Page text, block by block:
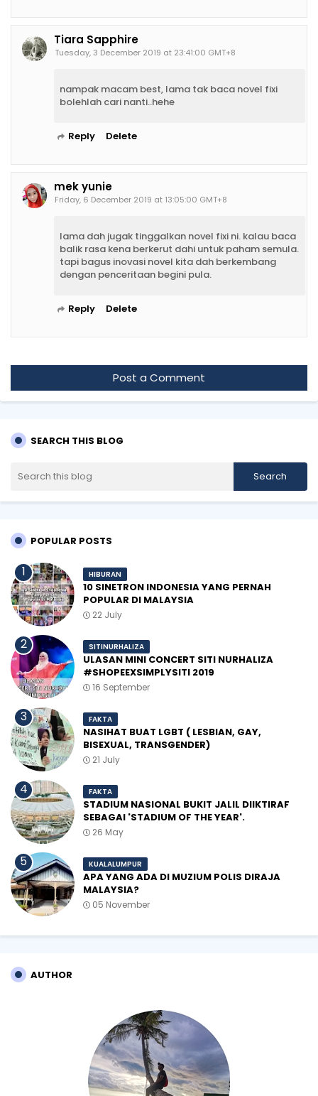
Tiara Sapphire
Tuesday, 3 December 2019 at 23:41:00 GMT+8
nampak macam best, lama tak baca novel fixi
bolehlah cari nanti..hehe
Reply Delete
mek yunie
Friday, 6 December 2019 at 13:05:00 GMT+8
lama dah jugak tinggalkan novel fixi ni. kalau baca
balik rasa kena berkerut dahi untuk paham semula.
tapi bagus inovasi novel kita dah berkembang
dengan penceritaan begini pula.
Reply Delete
Post a Comment
SEARCH THIS BLOG
POPULAR POSTS
HIBURAN
10 SINETRON INDONESIA YANG PERNAH
POPULAR DI MALAYSIA
22 July
SITINURHALIZA
ULASAN MINI CONCERT SITI NURHALIZA
#SHOPEEXSIMPLYSITI 2019
16 September
FAKTA
NASIHAT BUAT LGBT ( LESBIAN, GAY,
BISEXUAL, TRANSGENDER)
21 July
FAKTA
STADIUM NASIONAL BUKIT JALIL DIIKTIRAF
SEBAGAI 'STADIUM OF THE YEAR'.
26 May
KUALALUMPUR
APA YANG ADA DI MUZIUM POLIS DIRAJA
MALAYSIA?
05 November
AUTHOR